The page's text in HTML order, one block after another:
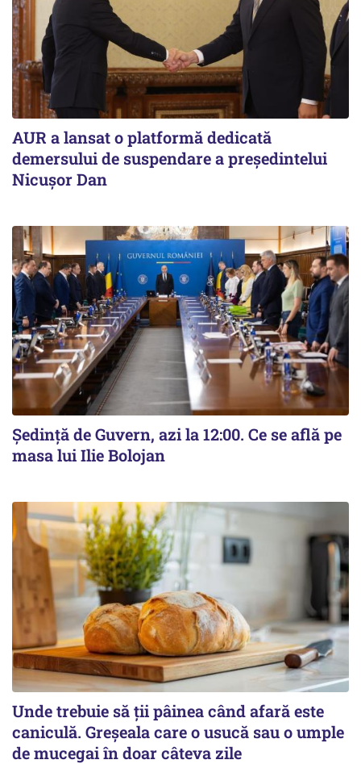
AUR a lansat o platformă dedicată
demersului de suspendare a președintelui
Nicușor Dan
Ședință de Guvern, azi la 12:00. Ce se află pe
masa lui Ilie Bolojan
Unde trebuie să ții pâinea când afară este
caniculă. Greșeala care o usucă sau o umple
de mucegai în doar câteva zile